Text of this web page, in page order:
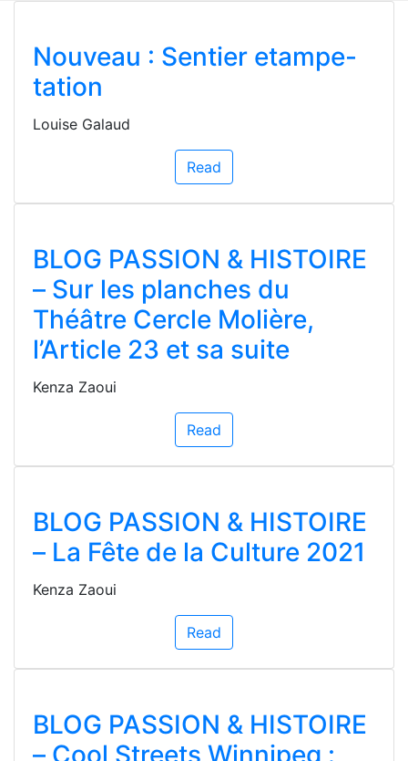
Nouveau : Sentier etampe-
tation
Louise Galaud
Read
BLOG PASSION & HISTOIRE
– Sur les planches du
Théâtre Cercle Molière,
l’Article 23 et sa suite
Kenza Zaoui
Read
BLOG PASSION & HISTOIRE
– La Fête de la Culture 2021
Kenza Zaoui
Read
BLOG PASSION & HISTOIRE
– Cool Streets Winnipeg :